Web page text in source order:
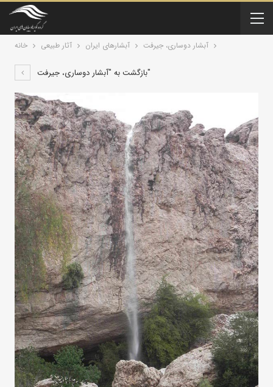
خانه آثار طبیعی آبشارهای ایران آبشار دوساری، جیرفت
بازگشت به "آبشار دوساری، جیرفت"